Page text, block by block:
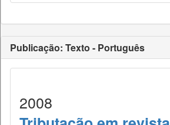
Publicação: Texto - Português
2008